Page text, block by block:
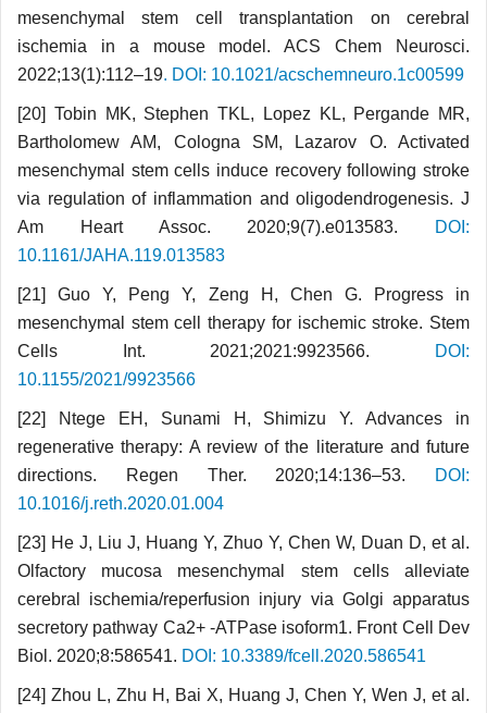
mesenchymal stem cell transplantation on cerebral
ischemia in a mouse model. ACS Chem Neurosci.
2022;13(1):112–19. DOI: 10.1021/acschemneuro.1c00599
[20] Tobin MK, Stephen TKL, Lopez KL, Pergande MR,
Bartholomew AM, Cologna SM, Lazarov O. Activated
mesenchymal stem cells induce recovery following stroke
via regulation of inflammation and oligodendrogenesis. J
Am Heart Assoc. 2020;9(7).e013583.
DOI:
10.1161/JAHA.119.013583
[21] Guo Y, Peng Y, Zeng H, Chen G. Progress in
mesenchymal stem cell therapy for ischemic stroke. Stem
Cells Int. 2021;2021:9923566.
DOI:
10.1155/2021/9923566
[22] Ntege EH, Sunami H, Shimizu Y. Advances in
regenerative therapy: A review of the literature and future
directions. Regen Ther. 2020;14:136–53.
DOI:
10.1016/j.reth.2020.01.004
[23] He J, Liu J, Huang Y, Zhuo Y, Chen W, Duan D, et al.
Olfactory mucosa mesenchymal stem cells alleviate
cerebral ischemia/reperfusion injury via Golgi apparatus
secretory pathway Ca2+ -ATPase isoform1. Front Cell Dev
Biol. 2020;8:586541. DOI: 10.3389/fcell.2020.586541
[24] Zhou L, Zhu H, Bai X, Huang J, Chen Y, Wen J, et al.